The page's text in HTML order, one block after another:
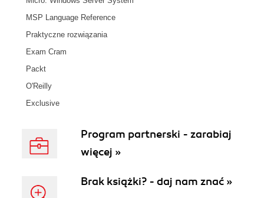
MSP Language Reference
Praktyczne rozwiązania
Exam Cram
Packt
O'Reilly
Exclusive
Program partnerski - zarabiaj
więcej »
Brak książki? - daj nam znać »